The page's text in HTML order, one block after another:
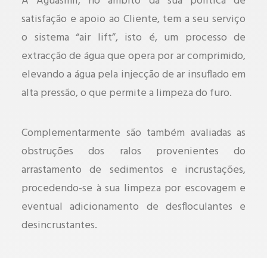
satisfação e apoio ao Cliente, tem a seu serviço
o sistema “air lift”, isto é, um processo de
extracção de água que opera por ar comprimido,
elevando a água pela injecção de ar insuflado em
alta pressão, o que permite a limpeza do furo.
Complementarmente são também avaliadas as
obstruções dos ralos provenientes do
arrastamento de sedimentos e incrustações,
procedendo-se à sua limpeza por escovagem e
eventual adicionamento de desfloculantes e
desincrustantes.